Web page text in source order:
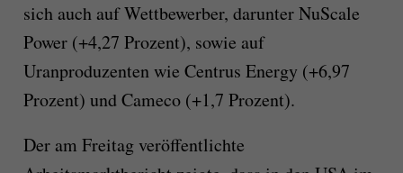
sich auch auf Wettbewerber, darunter NuScale
Power (+4,27 Prozent), sowie auf
Uranproduzenten wie Centrus Energy (+6,97
Prozent) und Cameco (+1,7 Prozent).
Der am Freitag veröffentlichte